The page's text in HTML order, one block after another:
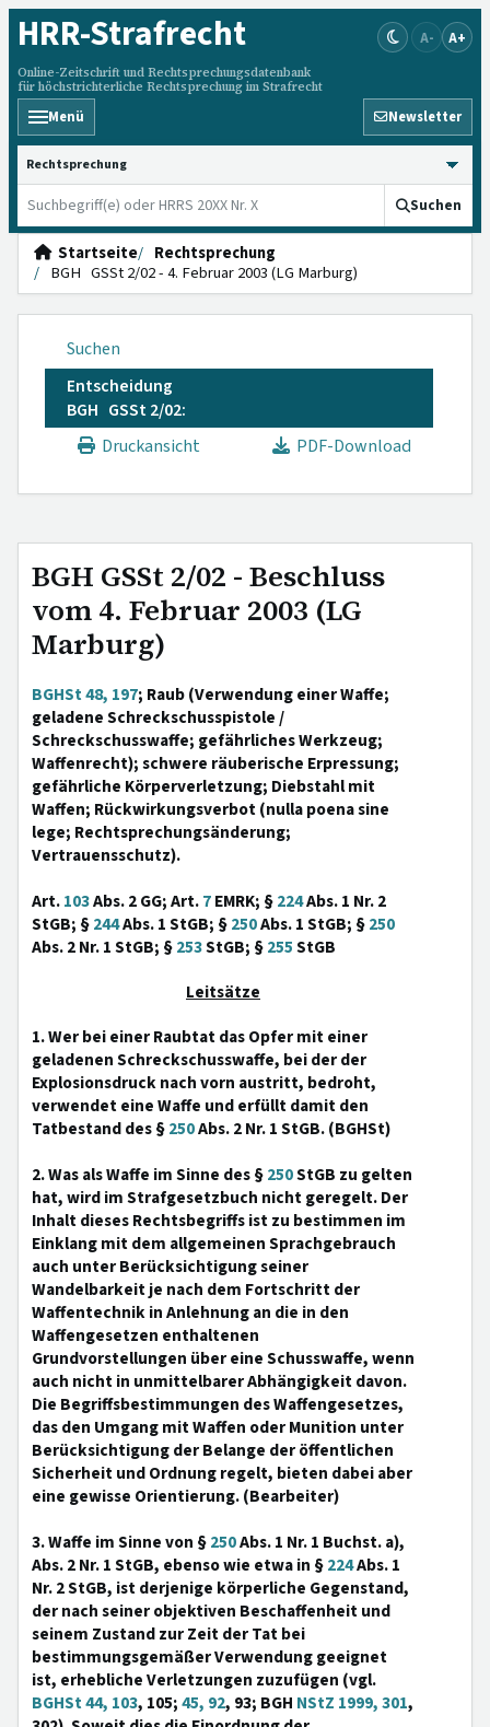
HRR-Strafrecht
Online-Zeitschrift und Rechtsprechungsdatenbank
für höchstrichterliche Rechtsprechung im Strafrecht
A- A+
Menü Newsletter
HRRS durchsuchen
Suchen
Startseite
Rechtsprechung
BGH GSSt 2/02 - 4. Februar 2003 (LG Marburg)
Suchen
Entscheidung
BGH GSSt 2/02:
Druckansicht
PDF-Download
BGH GSSt 2/02 - Beschluss
vom 4. Februar 2003 (LG
Marburg)
BGHSt 48, 197; Raub (Verwendung einer Waffe;
geladene Schreckschusspistole /
Schreckschusswaffe; gefährliches Werkzeug;
Waffenrecht); schwere räuberische Erpressung;
gefährliche Körperverletzung; Diebstahl mit
Waffen; Rückwirkungsverbot (nulla poena sine
lege; Rechtsprechungsänderung;
Vertrauensschutz).
Art.103Abs. 2 GG; Art.7EMRK; §224Abs. 1 Nr. 2
StGB; §244Abs. 1 StGB; §250Abs. 1 StGB; §250
Abs. 2 Nr. 1 StGB; §253StGB; §255StGB
Leitsätze
1. Wer bei einer Raubtat das Opfer mit einer
geladenen Schreckschusswaffe, bei der der
Explosionsdruck nach vorn austritt, bedroht,
verwendet eine Waffe und erfüllt damit den
Tatbestand des §250Abs. 2 Nr. 1 StGB. (BGHSt)
2. Was als Waffe im Sinne des §250StGB zu gelten
hat, wird im Strafgesetzbuch nicht geregelt. Der
Inhalt dieses Rechtsbegriffs ist zu bestimmen im
Einklang mit dem allgemeinen Sprachgebrauch
auch unter Berücksichtigung seiner
Wandelbarkeit je nach dem Fortschritt der
Waffentechnik in Anlehnung an die in den
Waffengesetzen enthaltenen
Grundvorstellungen über eine Schusswaffe, wenn
auch nicht in unmittelbarer Abhängigkeit davon.
Die Begriffsbestimmungen des Waffengesetzes,
das den Umgang mit Waffen oder Munition unter
Berücksichtigung der Belange der öffentlichen
Sicherheit und Ordnung regelt, bieten dabei aber
eine gewisse Orientierung. (Bearbeiter)
3. Waffe im Sinne von §250Abs. 1 Nr. 1 Buchst. a),
Abs. 2 Nr. 1 StGB, ebenso wie etwa in §224Abs. 1
Nr. 2 StGB, ist derjenige körperliche Gegenstand,
der nach seiner objektiven Beschaffenheit und
seinem Zustand zur Zeit der Tat bei
bestimmungsgemäßer Verwendung geeignet
ist, erhebliche Verletzungen zuzufügen (vgl.
BGHSt 44, 103, 105;45, 92, 93; BGH NStZ 1999, 301,